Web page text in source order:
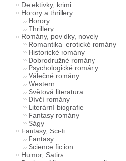
Detektivky, krimi
Horory a thrillery
Horory
Thrillery
Romány, povídky, novely
Romantika, erotické romány
Historické romány
Dobrodružné romány
Psychologické romány
Válečné romány
Western
Světová literatura
Dívčí romány
Literární biografie
Fantasy romány
Ságy
Fantasy, Sci-fi
Fantasy
Science fiction
Humor, Satira